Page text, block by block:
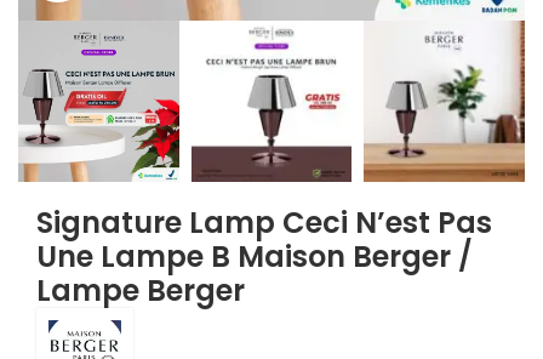
Signature Lamp Ceci N’est Pas
Une Lampe B Maison Berger /
Lampe Berger